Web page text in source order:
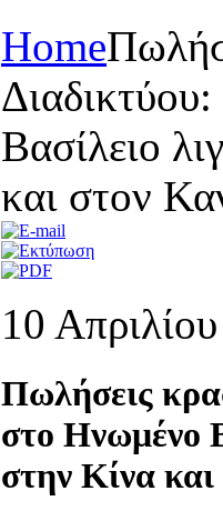
Home
Βασίλειο
και στον
10
Πωλήσεις
στο Ηνωμένο
στην Κίνα